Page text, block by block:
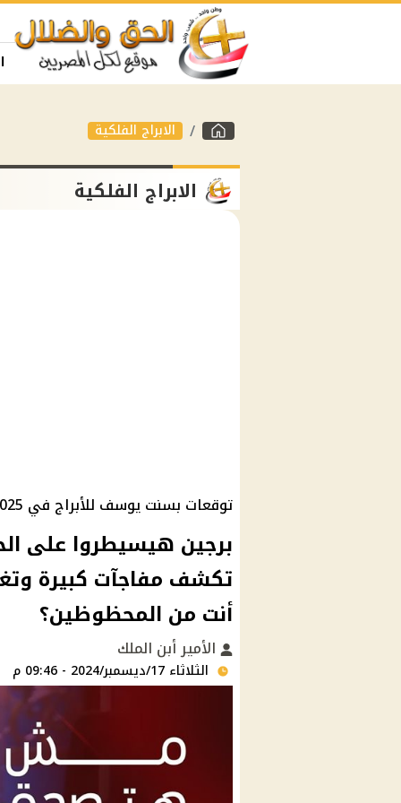
الابراج الفلكية
الابراج الفلكية
توقعات بسنت يوسف للأبراج في 2025
أنت من المحظوظين؟
الأمير أبن الملك
الثلاثاء 17/ديسمبر/2024 - 09:46 م